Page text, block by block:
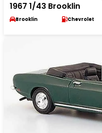
1967 1/43 Brooklin
Brooklin Chevrolet